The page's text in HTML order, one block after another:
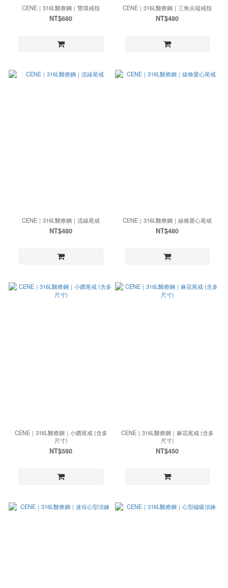
CENE｜316L醫療鋼｜雙環戒指
NT$680
CENE｜316L醫療鋼｜三角尖端戒指
NT$480
CENE｜316L醫療鋼｜流線尾戒
NT$480
CENE｜316L醫療鋼｜線條愛心尾戒
NT$480
CENE｜316L醫療鋼｜小鑽尾戒 (含多
尺寸)
NT$580
CENE｜316L醫療鋼｜麻花尾戒 (含多
尺寸)
NT$450